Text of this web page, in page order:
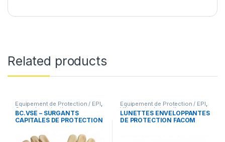
Related products
Equipement de Protection / EPI,
Gants de protection
BC.VSE – SURGANTS
CAPITALES DE PROTECTION
Equipement de Protection / EPI,
Vêtements de travail
LUNETTES ENVELOPPANTES
DE PROTECTION FACOM